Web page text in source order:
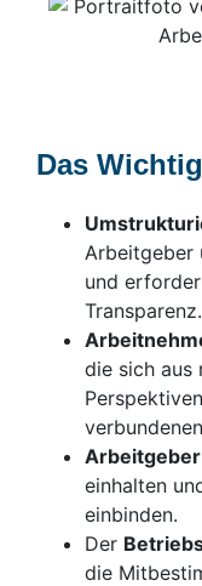
Das
Arbeitgeber
und
Transparenz.
die sich aus
Arbeitgeber
einhalten
einbinden.
Der
die